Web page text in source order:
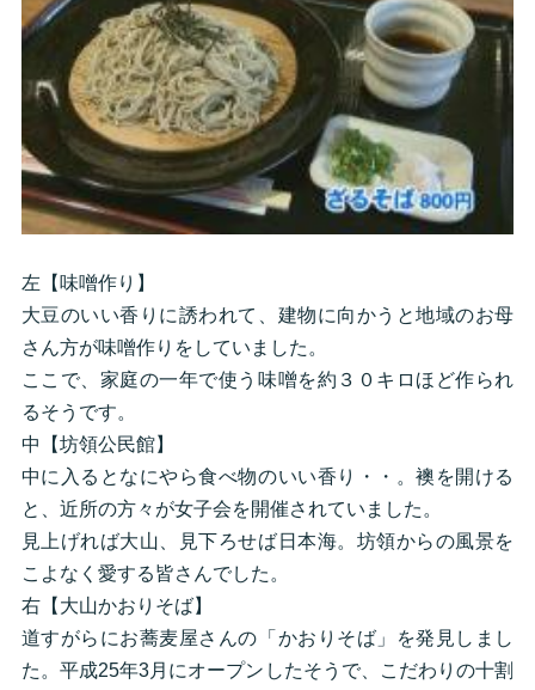
左【味噌作り】
大豆のいい香りに誘われて、建物に向かうと地域のお母
さん方が味噌作りをしていました。
ここで、家庭の一年で使う味噌を約３０キロほど作られ
るそうです。
中【坊領公民館】
中に入るとなにやら食べ物のいい香り・・。襖を開ける
と、近所の方々が女子会を開催されていました。
見上げれば大山、見下ろせば日本海。坊領からの風景を
こよなく愛する皆さんでした。
右【大山かおりそば】
道すがらにお蕎麦屋さんの「かおりそば」を発見しまし
た。平成25年3月にオープンしたそうで、こだわりの十割